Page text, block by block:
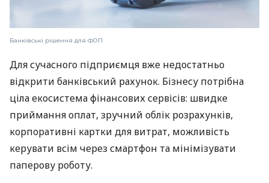
Банківські рішення для ФОП
Для сучасного підприємця вже недостатньо
відкрити банківський рахунок. Бізнесу потрібна
ціла екосистема фінансових сервісів: швидке
приймання оплат, зручний облік розрахунків,
корпоративні картки для витрат, можливість
керувати всім через смартфон та мінімізувати
паперову роботу.